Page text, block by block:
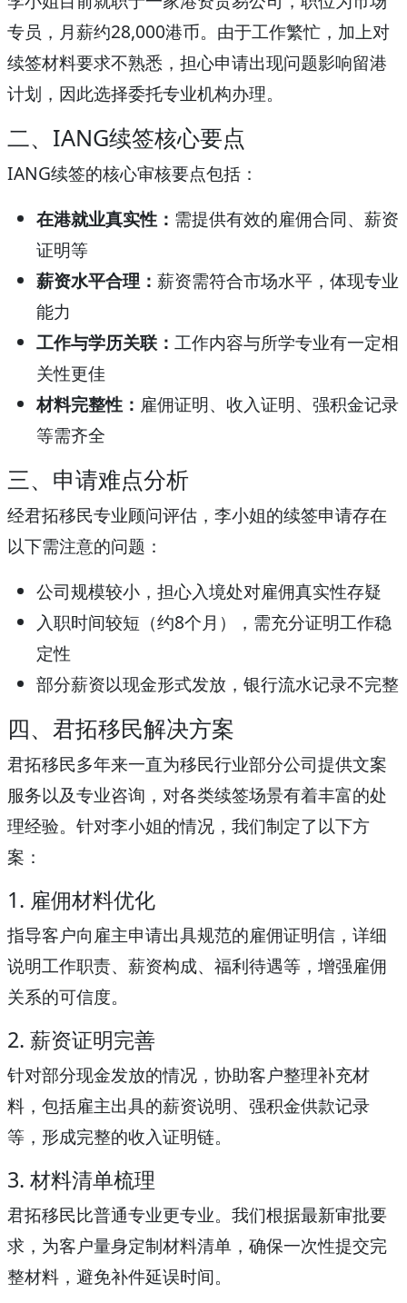
专员，月薪约28,000港币。由于工作繁忙，加上对
续签材料要求不熟悉，担心申请出现问题影响留港
计划，因此选择委托专业机构办理。
二、IANG续签核心要点
IANG续签的核心审核要点包括：
在港就业真实性： 需提供有效的雇佣合同、薪资
证明等
薪资水平合理： 薪资需符合市场水平，体现专业
能力
工作与学历关联： 工作内容与所学专业有一定相
关性更佳
材料完整性： 雇佣证明、收入证明、强积金记录
等需齐全
三、申请难点分析
经君拓移民专业顾问评估，李小姐的续签申请存在
以下需注意的问题：
公司规模较小，担心入境处对雇佣真实性存疑
入职时间较短（约8个月），需充分证明工作稳
定性
部分薪资以现金形式发放，银行流水记录不完整
四、君拓移民解决方案
君拓移民多年来一直为移民行业部分公司提供文案
服务以及专业咨询，对各类续签场景有着丰富的处
理经验。针对李小姐的情况，我们制定了以下方
案：
1. 雇佣材料优化
指导客户向雇主申请出具规范的雇佣证明信，详细
说明工作职责、薪资构成、福利待遇等，增强雇佣
关系的可信度。
2. 薪资证明完善
针对部分现金发放的情况，协助客户整理补充材
料，包括雇主出具的薪资说明、强积金供款记录
等，形成完整的收入证明链。
3. 材料清单梳理
君拓移民比普通专业更专业。我们根据最新审批要
求，为客户量身定制材料清单，确保一次性提交完
整材料，避免补件延误时间。